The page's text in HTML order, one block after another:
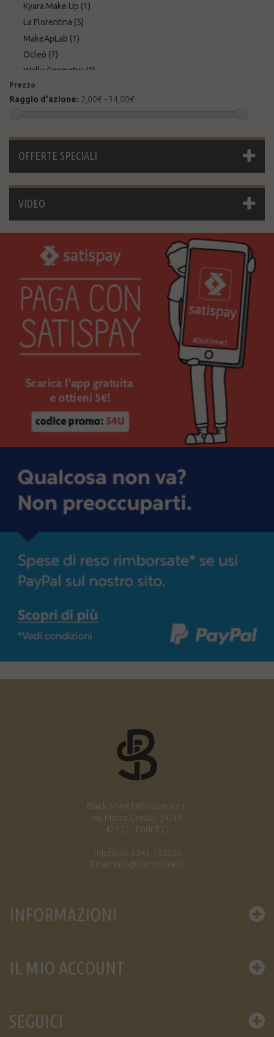
Kyara Make Up (1)
La Florentina (5)
MakeApLab (1)
Ocleò (7)
Wally Cosmetici (2)
Wonder Company
Prezzo
Raggio d'azione: 2,00€ - 34,00€
OFFERTE SPECIALI
VIDEO
Black Shine Diffusion s.a.s.
via Pietro Cimatti, 34/36
47122 - Forlì (FC)
Telefono: 0543 782330
Email: info@blackshine.it
INFORMAZIONI
IL MIO ACCOUNT
SEGUICI